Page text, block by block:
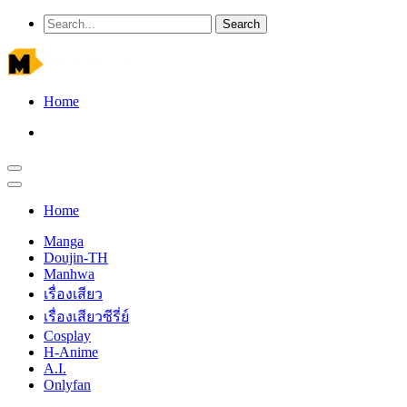
Home
Home
Manga
Doujin-TH
Manhwa
เรื่องเสียว
เรื่องเสียวซีรี่ย์
Cosplay
H-Anime
A.I.
Onlyfan